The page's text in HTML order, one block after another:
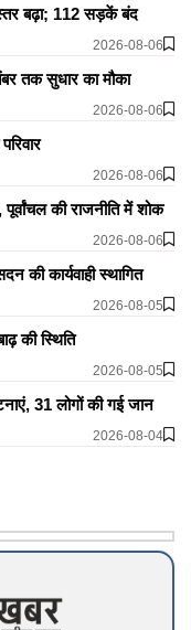
बढ़ा; 112 सड़कें बंद
2026-08-06
तक सुधार का मौका
2026-08-06
2026-08-06
की राजनीति में शोक
2026-08-06
की कार्यवाही स्थागित
2026-08-05
की स्थिति
2026-08-05
31 लोगों की गई जान
2026-08-04